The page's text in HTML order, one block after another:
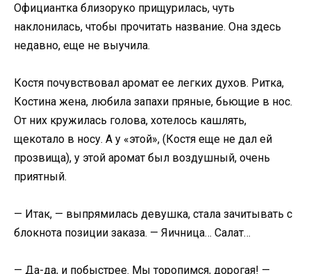
Официантка близоруко прищурилась, чуть
наклонилась, чтобы прочитать название. Она здесь
недавно, еще не выучила.
Костя почувствовал аромат ее легких духов. Ритка,
Костина жена, любила запахи пряные, бьющие в нос.
От них кружилась голова, хотелось кашлять,
щекотало в носу. А у «этой», (Костя еще не дал ей
прозвища), у этой аромат был воздушный, очень
приятный.
— Итак, — выпрямилась девушка, стала зачитывать с
блокнота позиции заказа. — Яичница… Салат…
— Да-да, и побыстрее. Мы торопимся, дорогая! —